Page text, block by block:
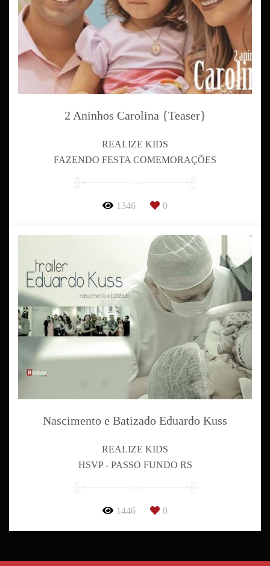
2 Aninhos Carolina {Teaser}
REALIZE KIDS
FAZENDO FESTA COMEMORAÇÕES
1346 0
Nascimento e Batizado Eduardo Kuss
REALIZE KIDS
HSVP - PASSO FUNDO RS
1446 0